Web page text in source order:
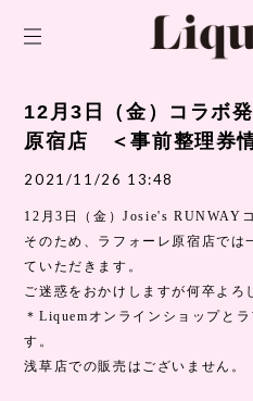
12月3日（金）コラボ
原宿店 ＜事前整理券
2021/11/26 13:48
12月3日（金）Josie's RUNWAY
そのため、ラフォーレ原宿店では
ていただきます。
ご迷惑をおかけしますが何卒よろ
＊ Liquemオンラインショップと
す。
浅草店での販売はございません。